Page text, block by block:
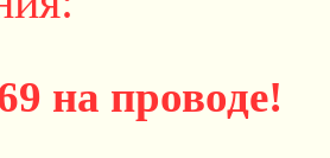
на проводе!